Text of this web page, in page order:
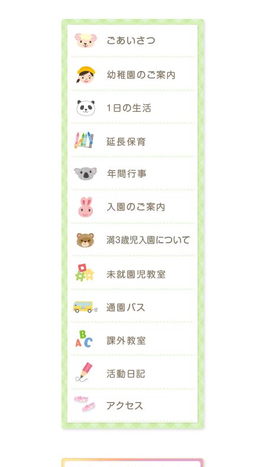
ごあいさつ
幼稚園のご案内
課外教室
活動日記
アクセス